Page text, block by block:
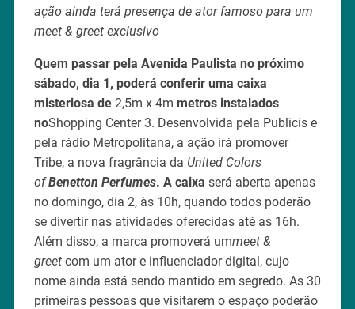
ação ainda terá presença de ator famoso para um
meet & greet exclusivo
Quem passar pela Avenida Paulista no próximo
sábado, dia 1, poderá conferir uma caixa
misteriosa de 2,5m x 4m metros instalados
noShopping Center 3. Desenvolvida pela Publicis e
pela rádio Metropolitana, a ação irá promover
Tribe, a nova fragrância da United Colors
ofBenetton Perfumes. A caixa será aberta apenas
no domingo, dia 2, às 10h, quando todos poderão
se divertir nas atividades oferecidas até as 16h.
Além disso, a marca promoverá ummeet &
greet com um ator e influenciador digital, cujo
nome ainda está sendo mantido em segredo. As 30
primeiras pessoas que visitarem o espaço poderão